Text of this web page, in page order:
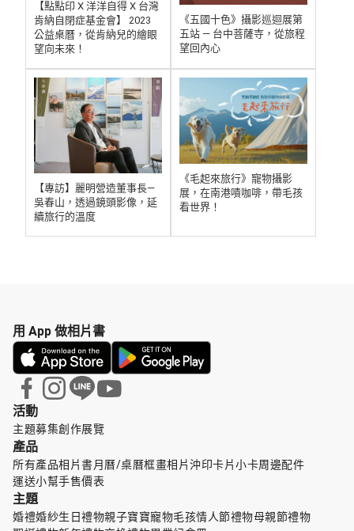
【點點印 X 洋洋自得 X 台灣
肯納自閉症基金會】 2023
公益桌曆，從肯納兒的繪眼
望向未來！
《五國十色》攝影巡迴展第
五站 — 台中菩薩寺，從旅程
望回內心
【專訪】麗明營造董事長—
吳春山，透過鏡頭影像，延
續旅行的溫度
《毛起來旅行》寵物攝影
展，在南港嘖咖啡，帶毛孩
看世界！
活動
主題募集創作展覽
產品
所有產品相片書月曆/桌曆框畫相片沖印卡片小卡周邊配件
運送小幫手售價表
主題
婚禮婚紗生日禮物親子寶寶寵物毛孩情人節禮物母親節禮物
用 App 做相片書